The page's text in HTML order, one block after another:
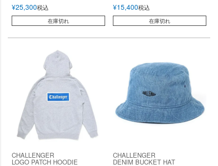
¥25,300税込
在庫切れ
¥15,400税込
在庫切れ
CHALLENGER
LOGO PATCH HOODIE
CHALLENGER
DENIM BUCKET HAT